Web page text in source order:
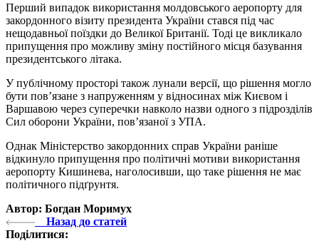
Перший випадок використання молдовського аеропорту для
закордонного візиту президента України стався під час
нещодавньої поїздки до Великої Британії. Тоді це викликало
припущення про можливу зміну постійного місця базування
президентського літака.
У публічному просторі також лунали версії, що рішення могло
бути пов’язане з напруженням у відносинах між Києвом і
Варшавою через суперечки навколо назви одного з підрозділів
Сил оборони України, пов’язаної з УПА.
Однак Міністерство закордонних справ України раніше
відкинуло припущення про політичні мотиви використання
аеропорту Кишинева, наголосивши, що таке рішення не має
політичного підґрунтя.
Автор: Богдан Моримух
Назад до статей
Поділитися: